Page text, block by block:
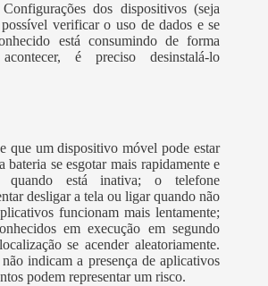
dos dispositivos (seja
verificar o uso de dados e se
está consumindo de forma
é preciso desinstalá-lo
que um dispositivo móvel pode estar
bateria se esgotar mais rapidamente e
quando está inativa; o telefone
desligar a tela ou ligar quando não
funcionam mais lentamente;
em execução em segundo
se acender aleatoriamente.
indicam a presença de aplicativos
podem representar um risco.